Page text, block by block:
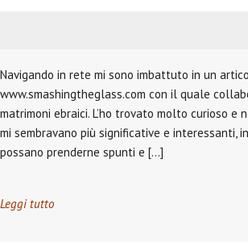
Navigando in rete mi sono imbattuto in un
www.smashingtheglass.com con il quale
matrimoni ebraici. L’ho trovato molto curioso
mi sembravano più significative e interessanti,
possano prenderne spunti e […]
Leggi tutto